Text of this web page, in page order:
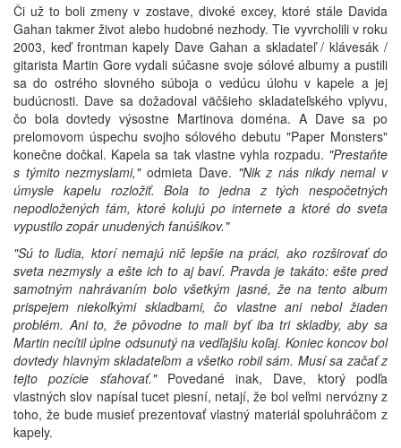
Či už to boli zmeny v zostave, divoké excey, ktoré stále Davida
Gahan takmer život alebo hudobné nezhody. Tie vyvrcholili v roku
2003, keď frontman kapely Dave Gahan a skladateľ / klávesák /
gitarista Martin Gore vydali súčasne svoje sólové albumy a pustili
sa do ostrého slovného súboja o vedúcu úlohu v kapele a jej
budúcnosti. Dave sa dožadoval väčšieho skladateľského vplyvu,
čo bola dovtedy výsostne Martinova doména. A Dave sa po
prelomovom úspechu svojho sólového debutu "Paper Monsters"
konečne dočkal. Kapela sa tak vlastne vyhla rozpadu. "Prestaňte
s týmito nezmyslami,"odmieta Dave. "Nik z nás nikdy nemal v
úmysle kapelu rozložiť. Bola to jedna z tých nespočetných
nepodložených fám, ktoré kolujú po internete a ktoré do sveta
vypustilo zopár unudených fanúšikov."
"Sú to ľudia, ktorí nemajú nič lepšie na práci, ako rozširovať do
sveta nezmysly a ešte ich to aj baví. Pravda je takáto: ešte pred
samotným nahrávaním bolo všetkým jasné, že na tento album
prispejem niekoľkými skladbami, čo vlastne ani nebol žiaden
problém. Ani to, že pôvodne to mali byť iba tri skladby, aby sa
Martin necítil úplne odsunutý na vedľajšiu koľaj. Koniec koncov bol
dovtedy hlavným skladateľom a všetko robil sám. Musí sa začať z
tejto pozície sťahovať."Povedané inak, Dave, ktorý podľa
vlastných slov napísal tucet piesní, netají, že bol veľmi nervózny z
toho, že bude musieť prezentovať vlastný materiál spoluhráčom z
kapely.